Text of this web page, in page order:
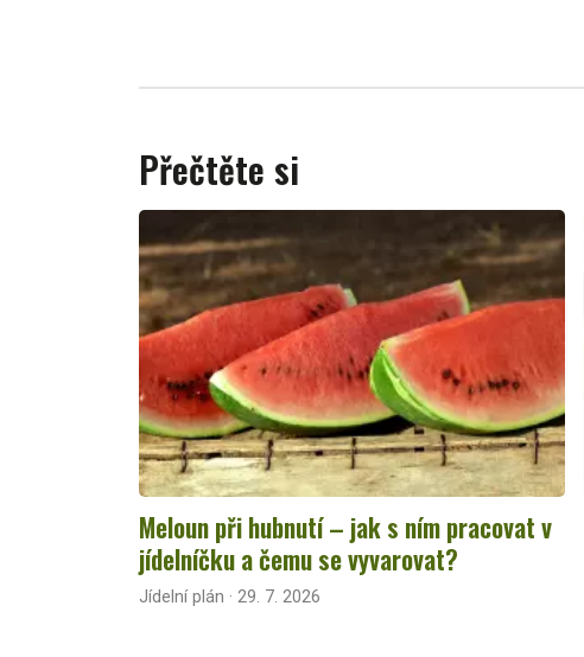
Přečtěte si
Meloun při hubnutí – jak s ním pracovat v
jídelníčku a čemu se vyvarovat?
Jídelní plán · 29. 7. 2026